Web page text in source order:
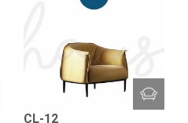
CL-12